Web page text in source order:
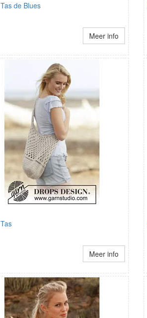
Tas de Blues
Meer info
Tas
Meer info